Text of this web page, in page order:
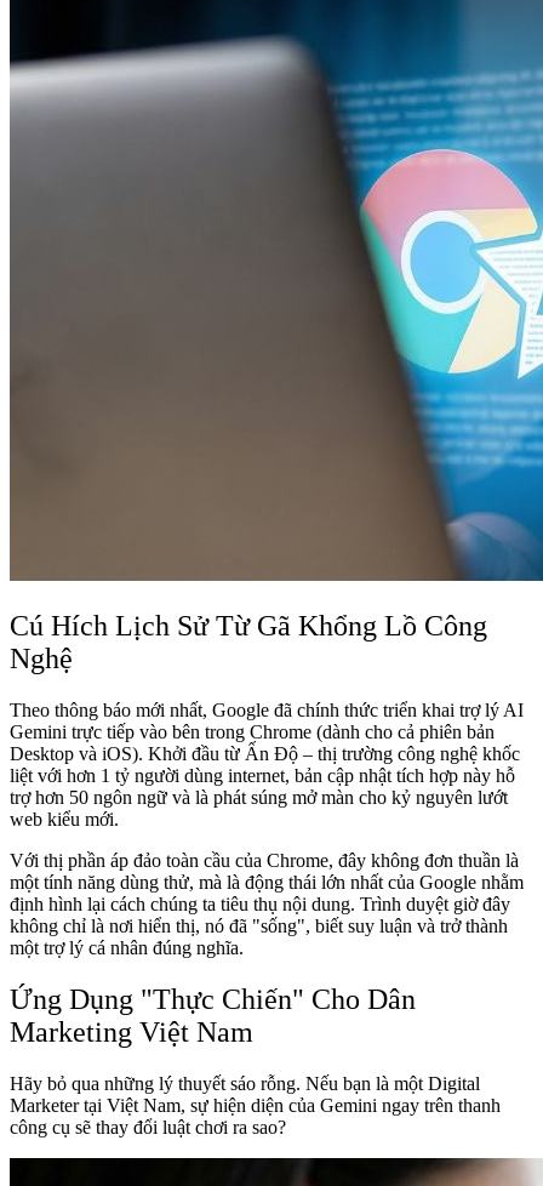
Cú Hích Lịch Sử Từ Gã Khổng Lồ Công
Nghệ
Theo thông báo mới nhất, Google đã chính thức triển khai trợ lý AI
Gemini trực tiếp vào bên trong Chrome (dành cho cả phiên bản
Desktop và iOS). Khởi đầu từ Ấn Độ – thị trường công nghệ khốc
liệt với hơn 1 tỷ người dùng internet, bản cập nhật tích hợp này hỗ
trợ hơn 50 ngôn ngữ và là phát súng mở màn cho kỷ nguyên lướt
web kiểu mới.
Với thị phần áp đảo toàn cầu của Chrome, đây không đơn thuần là
một tính năng dùng thử, mà là động thái lớn nhất của Google nhằm
định hình lại cách chúng ta tiêu thụ nội dung. Trình duyệt giờ đây
không chỉ là nơi hiển thị, nó đã "sống", biết suy luận và trở thành
một trợ lý cá nhân đúng nghĩa.
Ứng Dụng "Thực Chiến" Cho Dân
Marketing Việt Nam
Hãy bỏ qua những lý thuyết sáo rỗng. Nếu bạn là một Digital
Marketer tại Việt Nam, sự hiện diện của Gemini ngay trên thanh
công cụ sẽ thay đổi luật chơi ra sao?